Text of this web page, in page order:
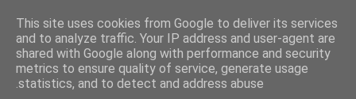
الجمعة 7 أغسطس 2026
الصفحات
This site uses cookies from Google to deliver its services
and to analyze traffic. Your IP address and user-agent are
shared with Google along with performance and security
metrics to ensure quality of service, generate usage
statistics, and to detect and address abuse.